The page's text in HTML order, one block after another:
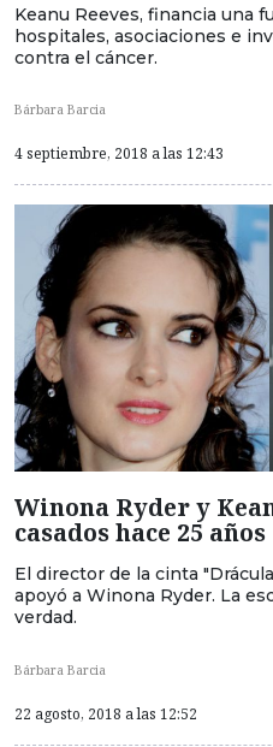
Keanu Reeves, financia una
hospitales, asociaciones e
contra el cáncer.
Bárbara Barcia
4 septiembre, 2018 a las 12:43
Winona Ryder y
casados hace 25 años
El director de la cinta
apoyó a Winona Ryder. La
verdad.
Bárbara Barcia
22 agosto, 2018 a las 12:52